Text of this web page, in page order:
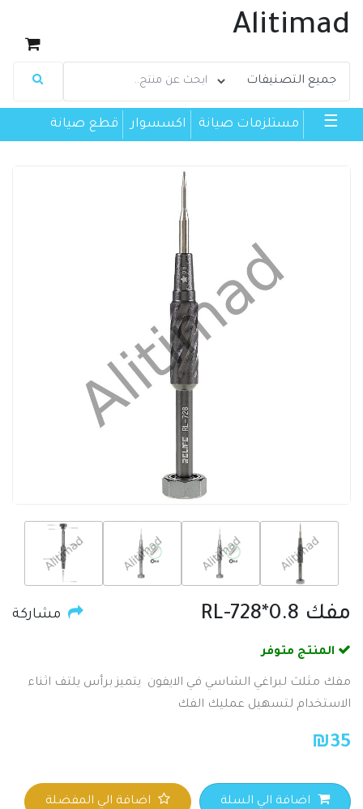
Alitimad
☰ مستلزمات صيانة اكسسوار قطع صيانة
مفك RL-728*0.8 مشاركة
المنتج متوفر
مفك مثلث لبراغي الشاسي في الايفون يتميز برأس يلتف اثناء
الاستخدام لتسهيل عمليك الفك
₪35
اضافة الي السلة اضافة الي المفضلة